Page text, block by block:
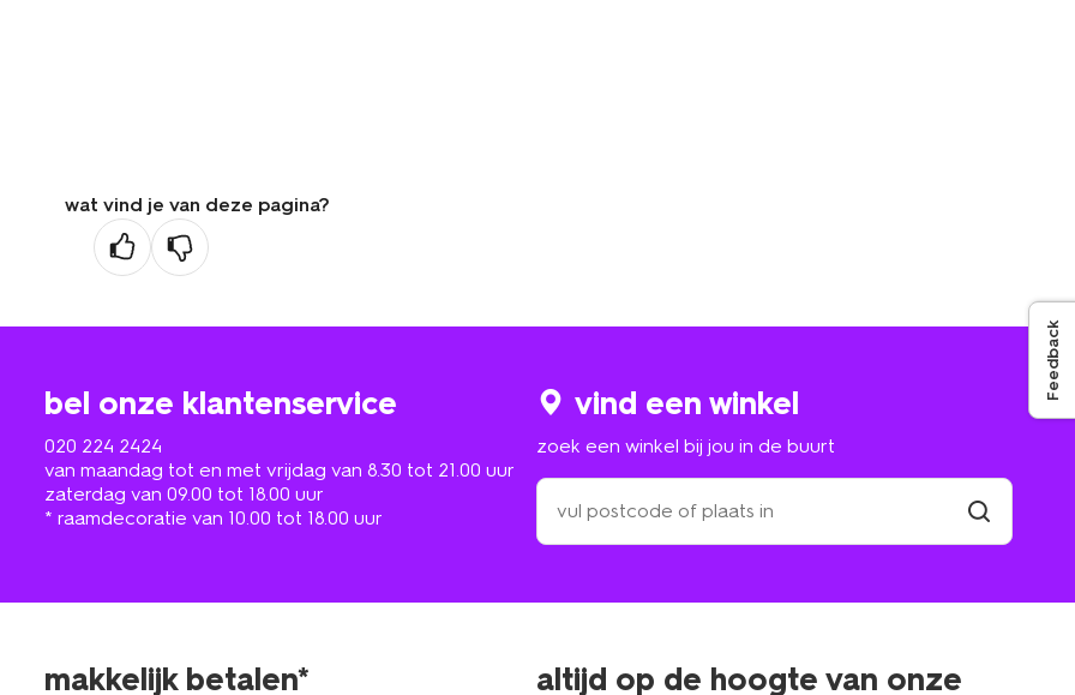
wat vind je van deze pagina?
bel onze klantenservice
020 224 2424
van maandag tot en met vrijdag van 8.30 tot 21.00 uur
zaterdag van 09.00 tot 18.00 uur
* raamdecoratie van 10.00 tot 18.00 uur
vind een winkel
zoek een winkel bij jou in de buurt
zoek
een
winkel
in
makkelijk betalen*
altijd op de hoogte van onze
Feedback